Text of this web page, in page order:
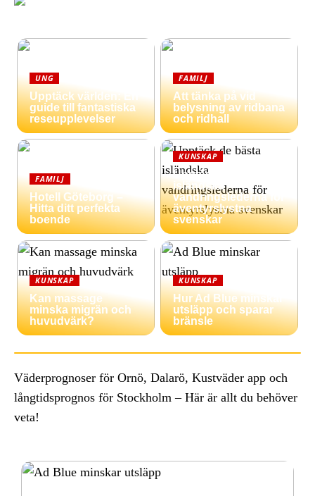
UNG
Upptäck världen: En
guide till fantastiska
reseupplevelser
FAMILJ
Att tänka på vid
belysning av ridbana
och ridhall
FAMILJ
Hotell Göteborg –
Hitta ditt perfekta
boende
KUNSKAP
Upptäck de bästa
isländska
vandringslederna för
äventyrslystna
svenskar
KUNSKAP
Kan massage
minska migrän och
huvudvärk?
KUNSKAP
Hur Ad Blue minskar
utsläpp och sparar
bränsle
Väderprognoser för Ornö, Dalarö, Kustväder app och
långtidsprognos för Stockholm – Här är allt du behöver
veta!